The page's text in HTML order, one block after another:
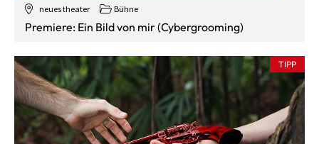
neues theater Bühne
Premiere: Ein Bild von mir (Cybergrooming)
TIPP